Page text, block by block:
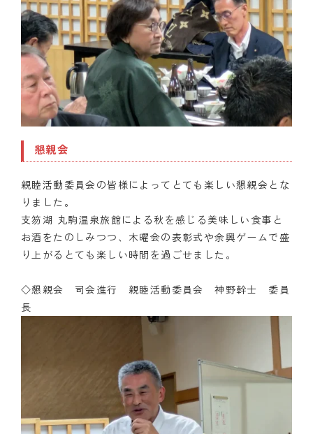
懇親会
親睦活動委員会の皆様によってとても楽しい懇親会とな
りました。
支笏湖 丸駒温泉旅館による秋を感じる美味しい食事と
お酒をたのしみつつ、木曜会の表彰式や余興ゲームで盛
り上がるとても楽しい時間を過ごせました。
◇懇親会 司会進行 親睦活動委員会 神野幹士 委員
長